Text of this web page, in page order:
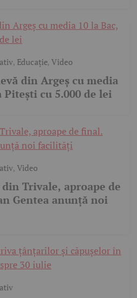
, Educație,Video
din Argeș cu media
Pitești cu 5.000 de lei
, Video
Trivale, aproape de
Gentea anunță noi